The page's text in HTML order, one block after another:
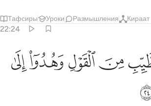
Тафсиры Уроки Размышления Кираат
22:24
وهدوا الى صراط الحميد ٢٤
ٱلْقَوْلِ وَهُدُوٓا۟ إِلَىٰ صِرَٰطِ ٱلْحَمِيدِ ٢٤
ﱄﱅﱆﱇ